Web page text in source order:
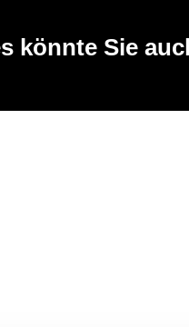
könnte Sie